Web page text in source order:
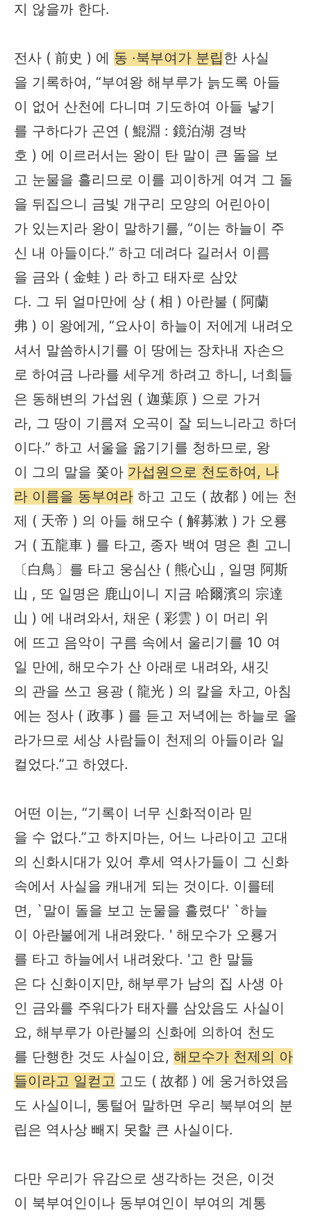
지 않을까 한다.
전사 ( 前史 ) 에 동 ·북부여가 분립한 사실
을 기록하여, “부여왕 해부루가 늙도록 아들
이 없어 산천에 다니며 기도하여 아들 낳기
를 구하다가 곤연 ( 鯤淵 : 鏡泊湖 경박
호 ) 에 이르러서는 왕이 탄 말이 큰 돌을 보
고 눈물을 흘리므로 이를 괴이하게 여겨 그 돌
을 뒤집으니 금빛 개구리 모양의 어린아이
가 있는지라 왕이 말하기를, “이는 하늘이 주
신 내 아들이다.” 하고 데려다 길러서 이름
을 금와 ( 金蛙 ) 라 하고 태자로 삼았
다. 그 뒤 얼마만에 상 ( 相 ) 아란불 ( 阿蘭
弗 ) 이 왕에게, “요사이 하늘이 저에게 내려오
셔서 말씀하시기를 이 땅에는 장차내 자손으
로 하여금 나라를 세우게 하려고 하니, 너희들
은 동해변의 가섭원 ( 迦葉原 ) 으로 가거
라, 그 땅이 기름져 오곡이 잘 되느니라고 하더
이다.” 하고 서울을 옮기기를 청하므로, 왕
이 그의 말을 쫓아 가섭원으로 천도하여, 나
라 이름을 동부여라 하고 고도 ( 故都 ) 에는 천
제 ( 天帝 ) 의 아들 해모수 ( 解募漱 ) 가 오룡
거 ( 五龍車 ) 를 타고, 종자 백여 명은 흰 고니
〔白鳥〕를 타고 웅심산 ( 熊心山 , 일명 阿斯
山 , 또 일명은 鹿山이니 지금 哈爾濱의 宗達
山 ) 에 내려와서, 채운 ( 彩雲 ) 이 머리 위
에 뜨고 음악이 구름 속에서 울리기를 10 여
일 만에, 해모수가 산 아래로 내려와, 새깃
의 관을 쓰고 용광 ( 龍光 ) 의 칼을 차고, 아침
에는 정사 ( 政事 ) 를 듣고 저녁에는 하늘로 올
라가므로 세상 사람들이 천제의 아들이라 일
컬었다.”고 하였다.
어떤 이는, “기록이 너무 신화적이라 믿
을 수 없다.”고 하지마는, 어느 나라이고 고대
의 신화시대가 있어 후세 역사가들이 그 신화
속에서 사실을 캐내게 되는 것이다. 이를테
면, `말이 돌을 보고 눈물을 흘렸다' `하늘
이 아란불에게 내려왔다. ' 해모수가 오룡거
를 타고 하늘에서 내려왔다. '고 한 말들
은 다 신화이지만, 해부루가 남의 집 사생 아
인 금와를 주워다가 태자를 삼았음도 사실이
요, 해부루가 아란불의 신화에 의하여 천도
를 단행한 것도 사실이요, 해모수가 천제의 아
들이라고 일컫고 고도 ( 故都 ) 에 웅거하였음
도 사실이니, 통털어 말하면 우리 북부여의 분
립은 역사상 빼지 못할 큰 사실이다.
다만 우리가 유감으로 생각하는 것은, 이것
이 북부여인이나 동부여인이 부여의 계통